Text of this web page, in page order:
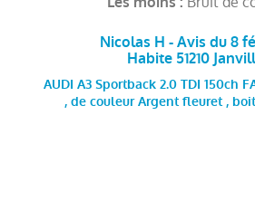
Nicolas H - Avis du 8
Habite 51210
AUDI A3 Sportback 2.0 TDI 150ch
, de couleur Argent fleuret ,